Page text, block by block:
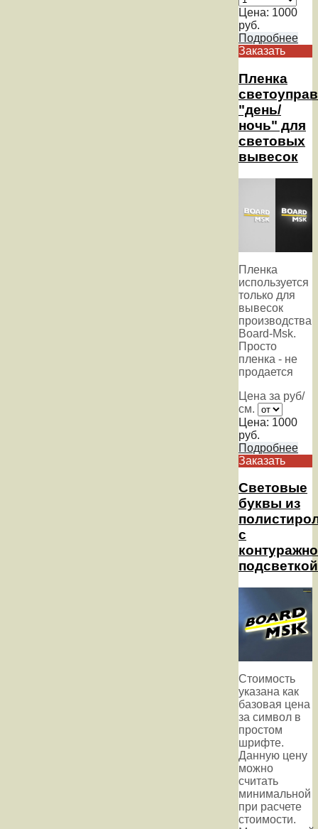
Цена: 1000
руб.
Подробнее
Заказать
Пленка
"день/
ночь" для
световых
вывесок
Пленка
используется
только для
вывесок
производства
Board-Msk.
Просто
пленка - не
продается
Цена за руб/
см.
Цена: 1000
руб.
Подробнее
Заказать
Световые
буквы из
с
подсветкой
Стоимость
указана как
базовая цена
за символ в
простом
шрифте.
Данную цену
можно
считать
минимальной
при расчете
стоимости.